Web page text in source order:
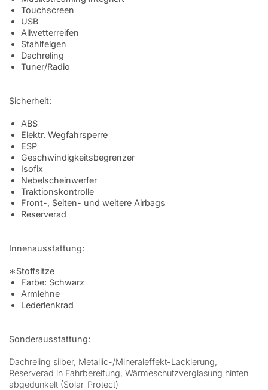
Touchscreen
USB
Allwetterreifen
Stahlfelgen
Dachreling
Tuner/Radio
Sicherheit:
ABS
Elektr. Wegfahrsperre
ESP
Geschwindigkeitsbegrenzer
Isofix
Nebelscheinwerfer
Traktionskontrolle
Front-, Seiten- und weitere Airbags
Reserverad
Innenausstattung:
∗Stoffsitze
Farbe: Schwarz
Armlehne
Lederlenkrad
Sonderausstattung:
Dachreling silber, Metallic-/Mineraleffekt-Lackierung,
Reserverad in Fahrbereifung, Wärmeschutzverglasung hinten
abgedunkelt (Solar-Protect)